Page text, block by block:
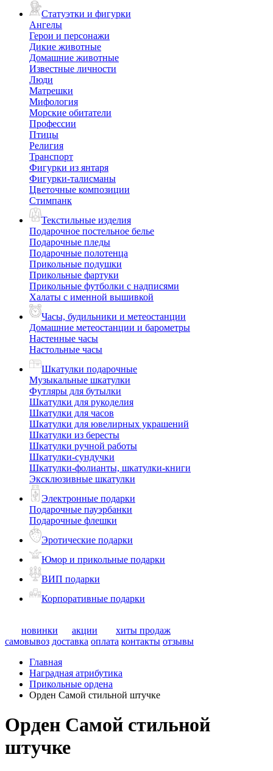
Статуэтки и фигурки
Ангелы
Герои и персонажи
Дикие животные
Домашние животные
Известные личности
Люди
Матрешки
Мифология
Морские обитатели
Профессии
Птицы
Религия
Транспорт
Фигурки из янтаря
Фигурки-талисманы
Цветочные композиции
Стимпанк
Текстильные изделия
Подарочное постельное белье
Подарочные пледы
Подарочные полотенца
Прикольные подушки
Прикольные фартуки
Прикольные футболки с надписями
Халаты с именной вышивкой
Часы, будильники и метеостанции
Домашние метеостанции и барометры
Настенные часы
Настольные часы
Шкатулки подарочные
Музыкальные шкатулки
Футляры для бутылки
Шкатулки для рукоделия
Шкатулки для часов
Шкатулки для ювелирных украшений
Шкатулки из бересты
Шкатулки ручной работы
Шкатулки-сундучки
Шкатулки-фолианты, шкатулки-книги
Эксклюзивные шкатулки
Электронные подарки
Подарочные пауэрбанки
Подарочные флешки
Эротические подарки
Юмор и прикольные подарки
ВИП подарки
Корпоративные подарки
новинки акции
хиты продаж
самовывоз доставка оплата контакты отзывы
Главная
Наградная атрибутика
Прикольные ордена
Орден Самой стильной штучке
Орден Самой стильной
штучке